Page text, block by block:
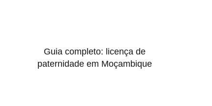
Guia completo: licença de
paternidade em Moçambique